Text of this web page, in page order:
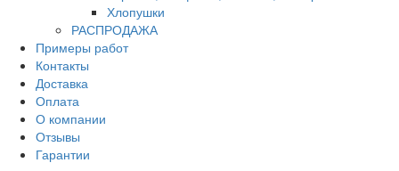
Хлопушки
РАСПРОДАЖА
Примеры работ
Контакты
Доставка
Оплата
О компании
Отзывы
Гарантии